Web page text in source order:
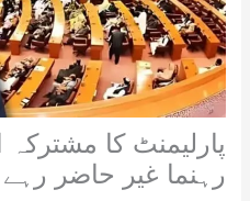
پارلیمنٹ کا
رہنما غیر حاضر رہے